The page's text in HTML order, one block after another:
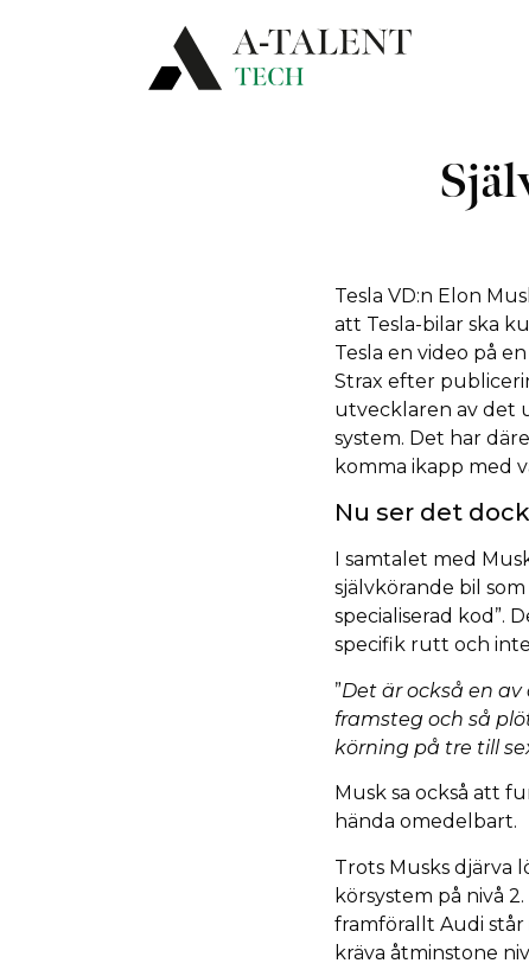
Tesla VD:n Elon
att Tesla-bilar ska
Tesla en video på
Strax efter
utvecklaren av det
system. Det har
komma ikapp med
Nu ser det
I samtalet med
självkörande bil
specialiserad kod”.
specifik rutt och
”Det är också en
framsteg och så
körning på tre till
Musk sa också att
hända omedelbart.
Trots Musks djärva
körsystem på nivå
framförallt Audi
kräva åtminstone